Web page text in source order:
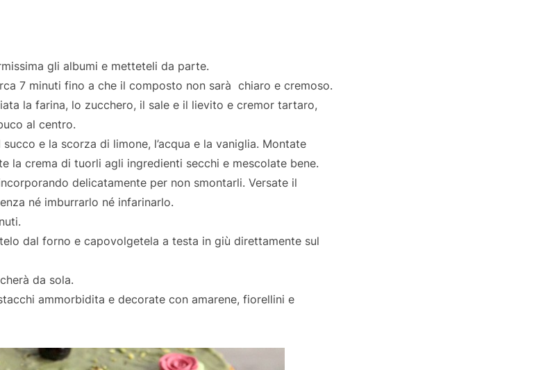
gli albumi e metteteli da parte.
7 minuti fino a che il composto non sarà chiaro e cremoso.
la farina, lo zucchero, il sale e il lievito e cremor tartaro,
al centro.
e la scorza di limone, l’acqua e la vaniglia. Montate
la crema di tuorli agli ingredienti secchi e mescolate bene.
delicatamente per non smontarli. Versate il
né imburrarlo né infarinarlo.
dal forno e capovolgetela a testa in giù direttamente sul
da sola.
ammorbidita e decorate con amarene, fiorellini e